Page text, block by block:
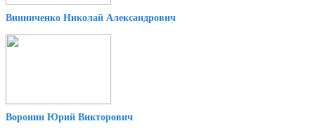
Винниченко Николай Александрович
Воронин Юрий Викторович